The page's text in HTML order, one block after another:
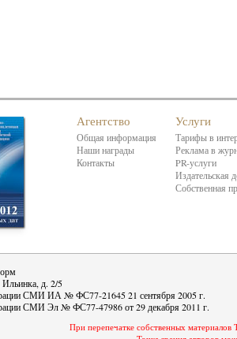
Агентство
Общая информация
Наши награды
Контакты
Услуги
Тарифы в
Реклама в
PR-услуги
Издательская
Собственная
д. 2/5
СМИ ИА № ФС77-21645 21 сентября 2005 г.
СМИ Эл № ФС77-47986 от 29 декабря 2011 г.
При перепечатке собственных